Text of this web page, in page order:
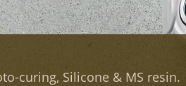
curing, Silicone & MS resin.